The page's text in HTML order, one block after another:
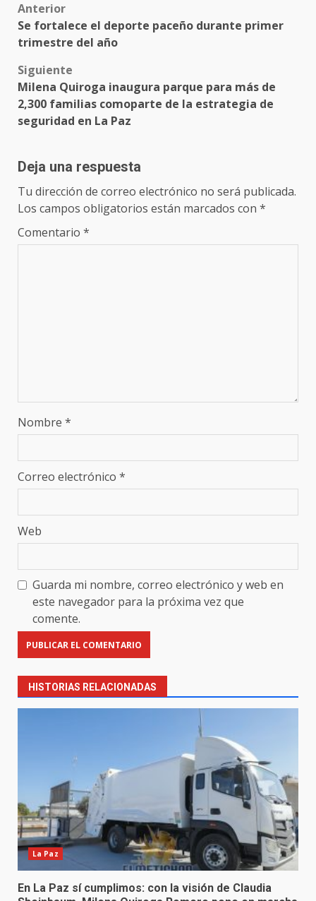
Post
navigation
Anterior
Se fortalece el deporte paceño durante primer
trimestre del año
Siguiente
Milena Quiroga inaugura parque para más de
2,300 familias comoparte de la estrategia de
seguridad en La Paz
Deja una respuesta
Tu dirección de correo electrónico no será publicada.
Los campos obligatorios están marcados con *
Comentario *
Nombre *
Correo electrónico *
Web
Guarda mi nombre, correo electrónico y web en
este navegador para la próxima vez que
comente.
HISTORIAS RELACIONADAS
La Paz
En La Paz sí cumplimos: con la visión de Claudia